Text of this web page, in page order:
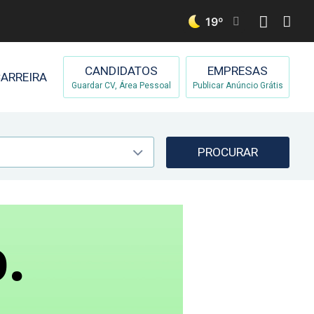
19º
CANDIDATOS
Guardar CV, Área Pessoal
EMPRESAS
Publicar Anúncio Grátis
PROCURAR